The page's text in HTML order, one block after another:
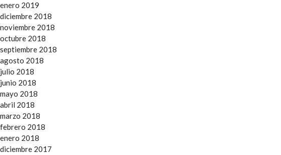
enero 2019
diciembre 2018
noviembre 2018
octubre 2018
septiembre 2018
agosto 2018
julio 2018
junio 2018
mayo 2018
abril 2018
marzo 2018
febrero 2018
enero 2018
diciembre 2017